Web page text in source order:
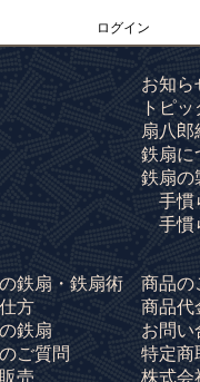
ログイン
お知ら
トピッ
扇八郎
鉄扇に
鉄扇の
手慣
手慣
鉄扇・鉄扇術
方
鉄扇
ご質問
売
商品の
商品代
お問い
特定商
株式会